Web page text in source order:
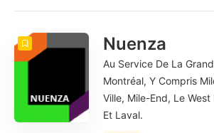
Nuenza
Au Service De La
Montréal, Y Compris
Ville, Mile-End, Le
Et Laval.